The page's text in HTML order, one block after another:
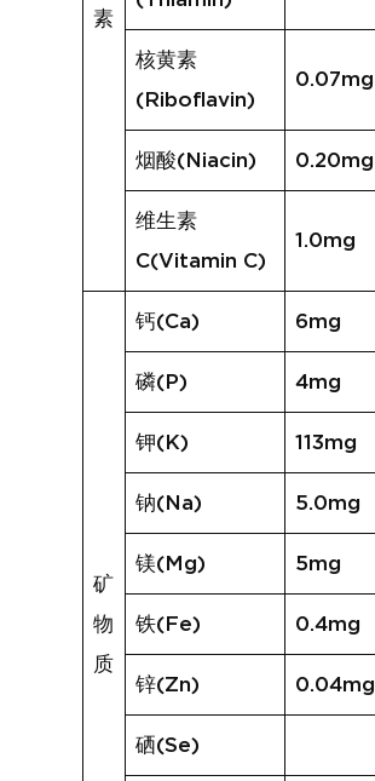
素
核黄素
(Riboflavin)
0.07mg
烟酸(Niacin) 0.20mg
维生素
C(Vitamin C)
1.0mg
矿
物
质
钙(Ca) 6mg
磷(P) 4mg
钾(K) 113mg
钠(Na) 5.0mg
镁(Mg) 5mg
铁(Fe) 0.4mg
锌(Zn) 0.04mg
硒(Se)